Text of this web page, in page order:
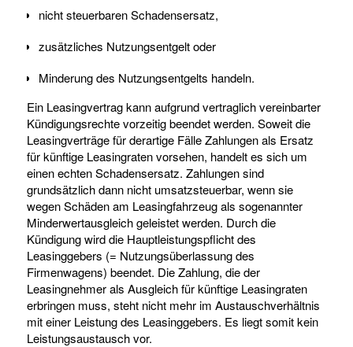
nicht steuerbaren Schadensersatz,
zusätzliches Nutzungsentgelt oder
Minderung des Nutzungsentgelts handeln.
Ein Leasingvertrag kann aufgrund vertraglich vereinbarter
Kündigungsrechte vorzeitig beendet werden. Soweit die
Leasingverträge für derartige Fälle Zahlungen als Ersatz
für künftige Leasingraten vorsehen, handelt es sich um
einen echten Schadensersatz. Zahlungen sind
grundsätzlich dann nicht umsatzsteuerbar, wenn sie
wegen Schäden am Leasingfahrzeug als sogenannter
Minderwertausgleich geleistet werden. Durch die
Kündigung wird die Hauptleistungspflicht des
Leasinggebers (= Nutzungsüberlassung des
Firmenwagens) beendet. Die Zahlung, die der
Leasingnehmer als Ausgleich für künftige Leasingraten
erbringen muss, steht nicht mehr im Austauschverhältnis
mit einer Leistung des Leasinggebers. Es liegt somit kein
Leistungsaustausch vor.